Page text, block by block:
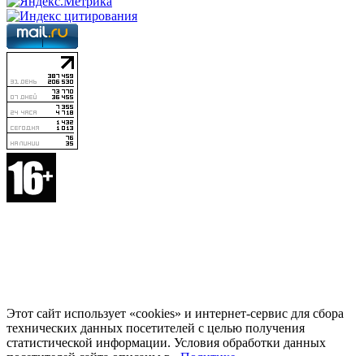
Этот сайт использует «cookies» и интернет-сервис для сбора
технических данных посетителей с целью получения
статистической информации. Условия обработки данных